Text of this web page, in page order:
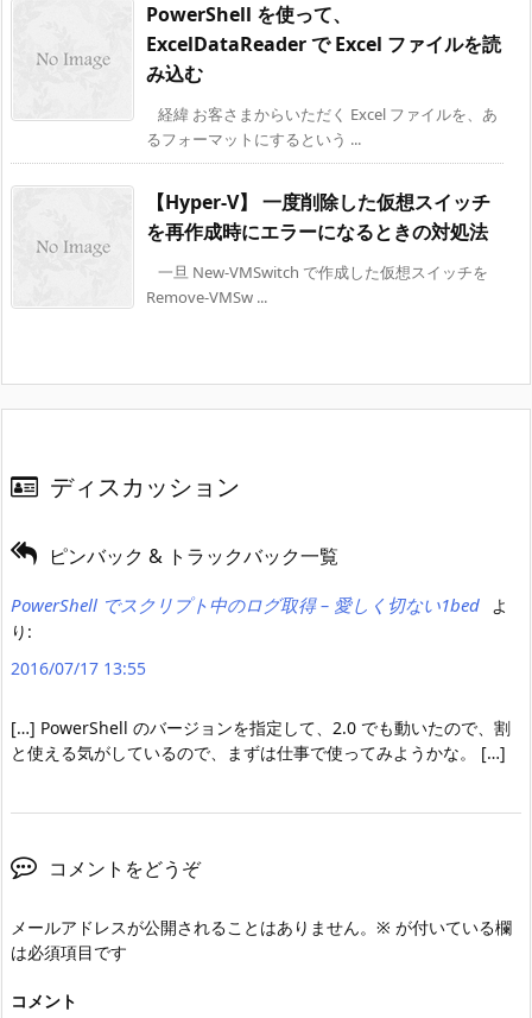
PowerShell を使って、
ExcelDataReader で Excel ファイルを読
み込む
経緯 お客さまからいただく Excel ファイルを、あ
るフォーマットにするという ...
【Hyper-V】 一度削除した仮想スイッチ
を再作成時にエラーになるときの対処法
一旦 New-VMSwitch で作成した仮想スイッチを
Remove-VMSw ...
ディスカッション
ピンバック & トラックバック一覧
PowerShell でスクリプト中のログ取得 – 愛しく切ない1bed よ
り:
2016/07/17 13:55
[…] PowerShell のバージョンを指定して、2.0 でも動いたので、割
と使える気がしているので、まずは仕事で使ってみようかな。 […]
コメントをどうぞ
メールアドレスが公開されることはありません。 ※ が付いている欄
は必須項目です
コメント